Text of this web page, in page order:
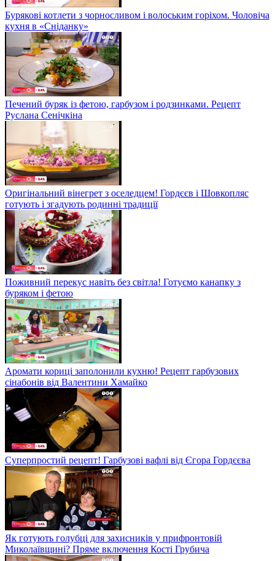
Бурякові котлети з чорносливом і волоським горіхом. Чоловіча
кухня в «Сніданку»
Печений буряк із фетою, гарбузом і родзинками. Рецепт
Руслана Сенічкіна
Оригінальний вінегрет з оселедцем! Гордєєв і Шовкопляс
готують і згадують родинні традиції
Поживний перекус навіть без світла! Готуємо канапку з
буряком і фетою
Аромати кориці заполонили кухню! Рецепт гарбузових
сінабонів від Валентини Хамайко
Суперпростий рецепт! Гарбузові вафлі від Єгора Гордєєва
Як готують голубці для захисників у прифронтовій
Миколаївщині? Пряме включення Кості Грубича